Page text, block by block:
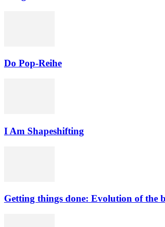
Do Pop-Reihe
I Am Shapeshifting
Getting things done: Evolution of the